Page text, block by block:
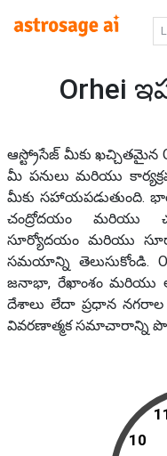
Orhei
ఆస్ట్రోసేజ్ మీకు ఖచ్చితమైన
మీ పనులు మరియు
మీకు సహాయపడుతుంది.
చంద్రోదయం మరియు
సూర్యోదయం మరియు
సమయాన్ని తెలుసుకోండి.
జనాభా, రేఖాంశం మరియు
దేశాలు లేదా ప్రధాన
వివరణాత్మక సమాచారాన్ని
10